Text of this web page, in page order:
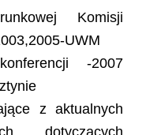
Komisji
UWM
-2007
z aktualnych
dotyczących